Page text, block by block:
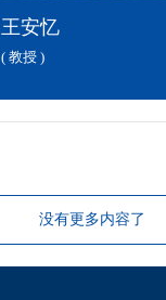
王安忆
( 教授 )
没有更多内容了